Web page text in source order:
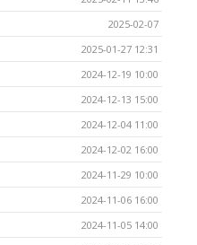
2025-02-07
2025-01-27 12:31
2024-12-19 10:00
2024-12-13 15:00
2024-12-04 11:00
2024-12-02 16:00
2024-11-29 10:00
2024-11-06 16:00
2024-11-05 14:00